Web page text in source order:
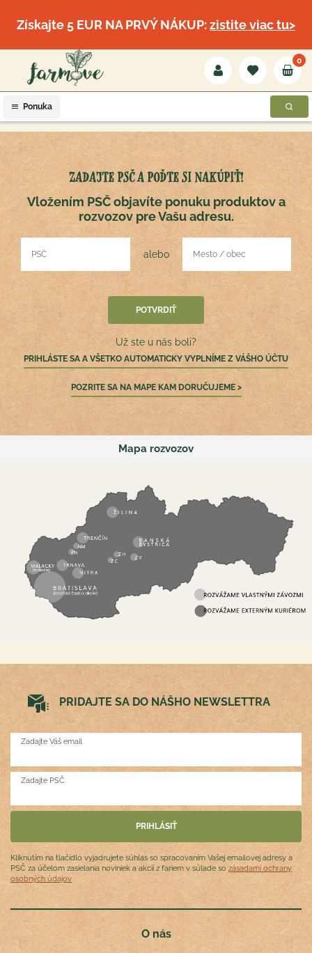
Získajte 5 EUR NA PRVÝ NÁKUP:zistite viac tu>
Ponuka
0
ZADAJTE PSČ A POĎTE SI NAKÚPIŤ!
Vložením PSČ objavíte ponuku produktov a
rozvozov pre Vašu adresu.
alebo
Už ste u nás boli?
PRIHLÁSTE SA A VŠETKO AUTOMATICKY VYPLNÍME Z VÁŠHO ÚČTU
POZRITE SA NA MAPE KAM DORUČUJEME >
Mapa rozvozov
PRIDAJTE SA DO NÁŠHO NEWSLETTRA
Zadajte Váš email
Zadajte PSČ
Kliknutím na tlačidlo vyjadrujete súhlas so spracovaním Vašej emailovej adresy a
PSČ za účelom zasielania noviniek a akcií z fariem v súlade so zásadami ochrany
osobných údajov
O nás